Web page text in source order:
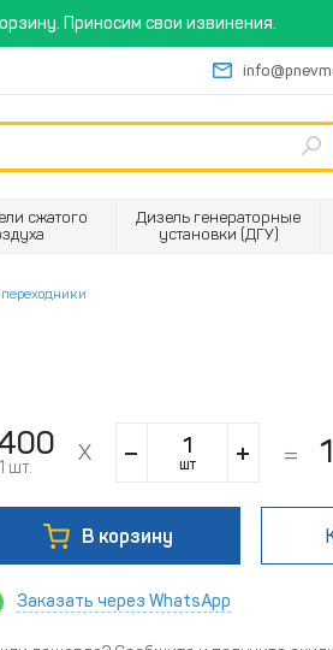
Приносим свои извинения.
сжатого
Дизель генераторные
установки (ДГУ)
шт. шт
В корзину
Заказать через WhatsApp